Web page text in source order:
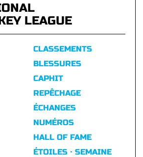
LEAGUE
CLASSEMENTS
BLESSURES
CAPHIT
REPÊCHAGE
ÉCHANGES
NUMÉROS
HALL OF FAME
ÉTOILES · SEMAINE